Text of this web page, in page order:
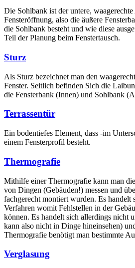
Die Sohlbank ist der untere,
Fensteröffnung, also die äußere
die Sohlbank besteht und wie diese
Teil der Planung beim Fenstertausch.
Sturz
Als Sturz bezeichnet man den
Fenster. Seitlich befinden Sich die
die Fensterbank (Innen) und Sohlbank
Terrassentür
Ein bodentiefes Element, dass -im
einem Fensterprofil besteht.
Thermografie
Mithilfe einer Thermografie kann man
von Dingen (Gebäuden!) messen und
fachgerecht montiert wurden. Es handelt
Verfahren womit Fehlstellen in der
können. Es handelt sich allerdings nicht
kann also nicht in Dinge hineinsehen)
Thermografie benötigt man bestimmte
Verglasung